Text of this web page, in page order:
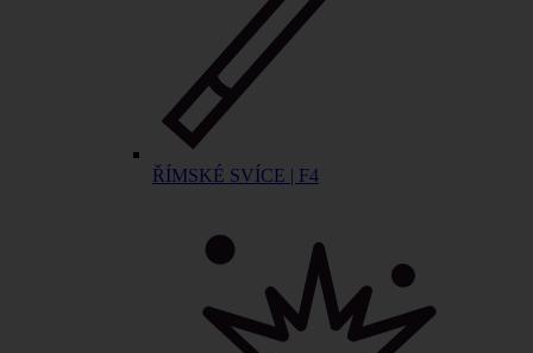
ŘÍMSKÉ SVÍCE | F4